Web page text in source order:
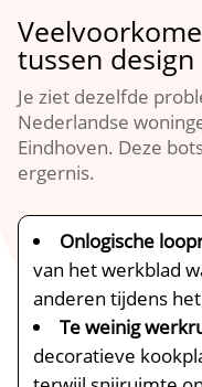
tussen
Je ziet dezelfde
Nederlandse
Eindhoven.​ Deze
ergernis.​
Onlogische
van het werkblad
anderen tijdens
Te weinig
decoratieve